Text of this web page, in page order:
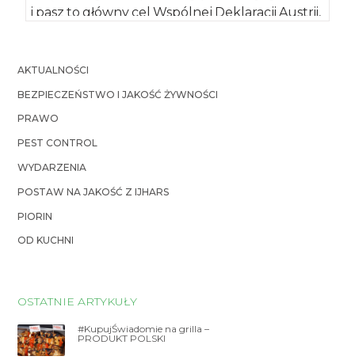
i pasz to główny cel Wspólnej Deklaracji Austrii,
AKTUALNOŚCI
BEZPIECZEŃSTWO I JAKOŚĆ ŻYWNOŚCI
PRAWO
PEST CONTROL
WYDARZENIA
POSTAW NA JAKOŚĆ Z IJHARS
PIORIN
OD KUCHNI
OSTATNIE ARTYKUŁY
#KupujŚwiadomie na grilla –
PRODUKT POLSKI